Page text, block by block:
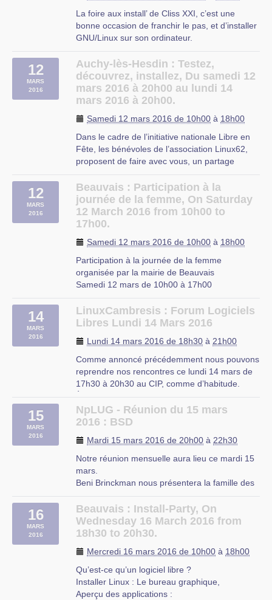
La foire aux install’ de Cliss XXI, c’est une
bonne occasion de franchir le pas, et d’installer
GNU/Linux sur son ordinateur.
venez avec votre tour, et nous vous aidons
durant toutes les phases de l’installation.
Vous choisirez . soit d’installer (…)
12
MARS
2016
Auchy-lès-Hesdin : Testez,
découvrez, installez, Du samedi 12
mars 2016 à 20h00 au lundi 14
mars 2016 à 20h00.
Samedi 12 mars 2016 de 10h00 à 18h00
Dans le cadre de l’initiative nationale Libre en
Fête, les bénévoles de l’association Linux62,
proposent de faire avec vous, un partage
au quotidien et d’un système d’exploitation
alternatif performant libre et gratuit !
Venez nombreux pour (…)
médiathèque
Rue Georges Grivel
12
MARS
2016
Beauvais : Participation à la
journée de la femme, On Saturday
12 March 2016 from 10h00 to
17h00.
Samedi 12 mars 2016 de 10h00 à 18h00
Participation à la journée de la femme
organisée par la mairie de Beauvais
Samedi 12 mars de 10h00 à 17h00
Open Food Facts :
http://fr.blog.openfoodfacts.org
de la manifestation.
Idem avec (…)
Beauvais
14
MARS
2016
LinuxCambresis : Forum Logiciels
Libres Lundi 14 Mars 2016
Lundi 14 mars 2016 de 18h30 à 21h00
Comme annoncé précédemment nous pouvons
reprendre nos rencontres ce lundi 14 mars de
17h30 à 20h30 au CIP, comme d’habitude.
15
MARS
2016
NpLUG - Réunion du 15 mars
2016 : BSD
Mardi 15 mars 2016 de 20h00 à 22h30
Notre réunion mensuelle aura lieu ce mardi 15
mars.
Beni Brinckman nous présentera la famille des
Distribution "BSD".
L’historique ainsi que différentes versions
encore très actives à nos jours seront
BSD, (…)
16
MARS
2016
Beauvais : Install-Party, On
Wednesday 16 March 2016 from
18h30 to 20h30.
Mercredi 16 mars 2016 de 10h00 à 18h00
Qu’est-ce qu’un logiciel libre ?
Installer Linux : Le bureau graphique,
Aperçu des applications :